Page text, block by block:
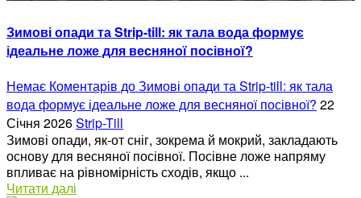
Зимові опади та Strip-till: як тала вода формує
ідеальне ложе для весняної посівної?
Немає Коментарів до Зимові опади та Strip-till: як тала
вода формує ідеальне ложе для весняної посівної? 22
Січня 2026Strip-Till
Зимові опади, як-от сніг, зокрема й мокрий, закладають
основу для весняної посівної. Посівне ложе напряму
впливає на рівномірність сходів, якщо ...
Читати далі